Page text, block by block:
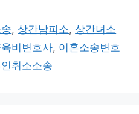
, 상간남피소, 상간녀소
비변호사, 이혼소송변호
취소소송